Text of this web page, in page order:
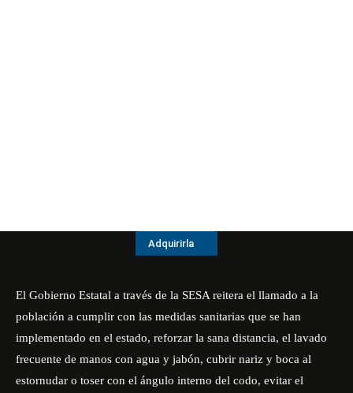
Adquirirla
El Gobierno Estatal a través de la SESA reitera el llamado a la
población a cumplir con las medidas sanitarias que se han
implementado en el estado, reforzar la sana distancia, el lavado
frecuente de manos con agua y jabón, cubrir nariz y boca al
estornudar o toser con el ángulo interno del codo, evitar el